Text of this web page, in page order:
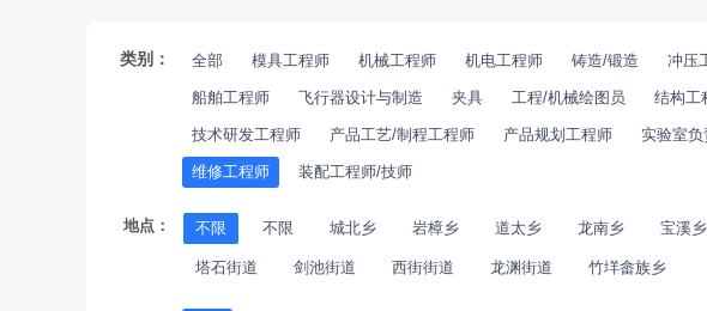
类别： 全部 模具工程师 机械工程师 机电工程师 铸造/锻造 冲压
船舶工程师 飞行器设计与制造 夹具 工程/机械绘图员 结构工
技术研发工程师 产品工艺/制程工程师 产品规划工程师 实验室
维修工程师 装配工程师/技师
地点： 不限 不限 城北乡 岩樟乡 道太乡 龙南乡 宝溪乡
塔石街道 剑池街道 西街街道 龙渊街道 竹垟畲族乡